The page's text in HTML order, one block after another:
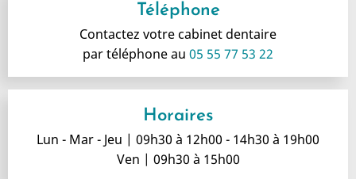
Téléphone
Contactez votre cabinet dentaire
par téléphone au 05 55 77 53 22
Horaires
Lun - Mar - Jeu | 09h30 à 12h00 - 14h30 à 19h00
Ven | 09h30 à 15h00